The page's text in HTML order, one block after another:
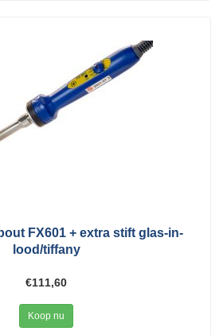
FX601 + extra stift glas-in-
lood/tiffany
€111,60
Koop nu